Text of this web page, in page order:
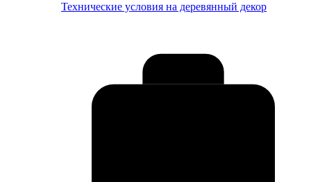
Технические условия на деревянный декор